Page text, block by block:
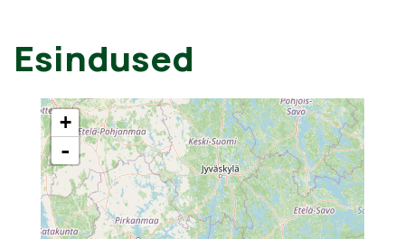
Esindused
+
-